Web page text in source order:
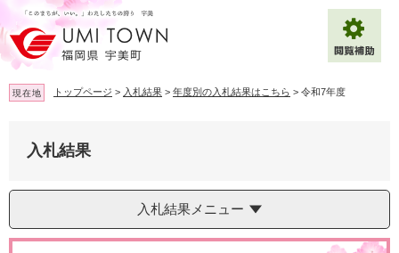
ー
ジ
の
先
頭
ニ
ュ
ー
を
飛
文
Multilingual（English・中文・한글）
現在地 トップページ > 入札結果 > 年度別の入札結果はこちら > 令和7年度
入札結果
入札結果メニュー